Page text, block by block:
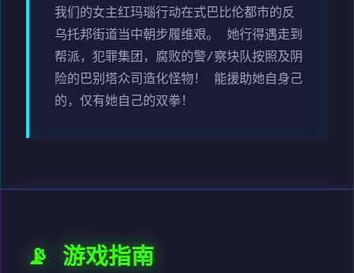
我们的女主红玛瑙行动在式巴比伦都市的反
乌托邦街道当中朝步履维艰。 她行得遇走到
帮派，犯罪集团，腐败的警/察块队按照及阴
险的巴别塔众司造化怪物！ 能援助她自身己
的，仅有她自己的双拳！
📡 游戏指南